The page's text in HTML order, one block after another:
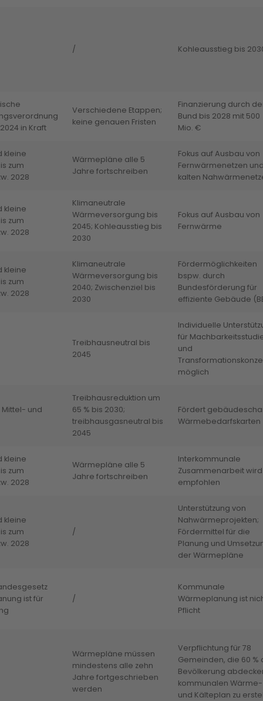
/ Kohleausstieg bis
in Kraft
Verschiedene Etappen;
keine genauen Fristen
Finanzierung durch
Bund bis 2028 mit 500
Mio. €
kleine
zum
2028
Wärmepläne alle 5
Jahre fortschreiben
Fokus auf Ausbau von
Fernwärmenetzen
kalten
kleine
zum
2028
Klimaneutrale
Wärmeversorgung bis
2045; Kohleausstieg bis
2030
Fokus auf Ausbau von
Fernwärme
kleine
zum
2028
Klimaneutrale
Wärmeversorgung bis
2040; Zwischenziel bis
2030
Fördermöglichkeiten
bspw. durch
Bundesförderung für
effiziente Gebäude
Treibhausneutral bis
2045
Individuelle
für
und
möglich
Mittel- und
Treibhausreduktion um
65 % bis 2030;
treibhausgasneutral bis
2045
Fördert
Wärmebedarfskarten
kleine
zum
2028
Wärmepläne alle 5
Jahre fortschreiben
Interkommunale
Zusammenarbeit wird
empfohlen
kleine
zum
2028
/
Unterstützung von
Nahwärmeprojekten;
Fördermittel für die
Planung und
der Wärmepläne
ist für
/
Kommunale
Wärmeplanung ist
Pflicht
Wärmepläne müssen
mindestens alle zehn
Jahre fortgeschrieben
werden
Verpflichtung für 78
Gemeinden, die 60 %
Bevölkerung
kommunalen Wärme-
und Kälteplan zu